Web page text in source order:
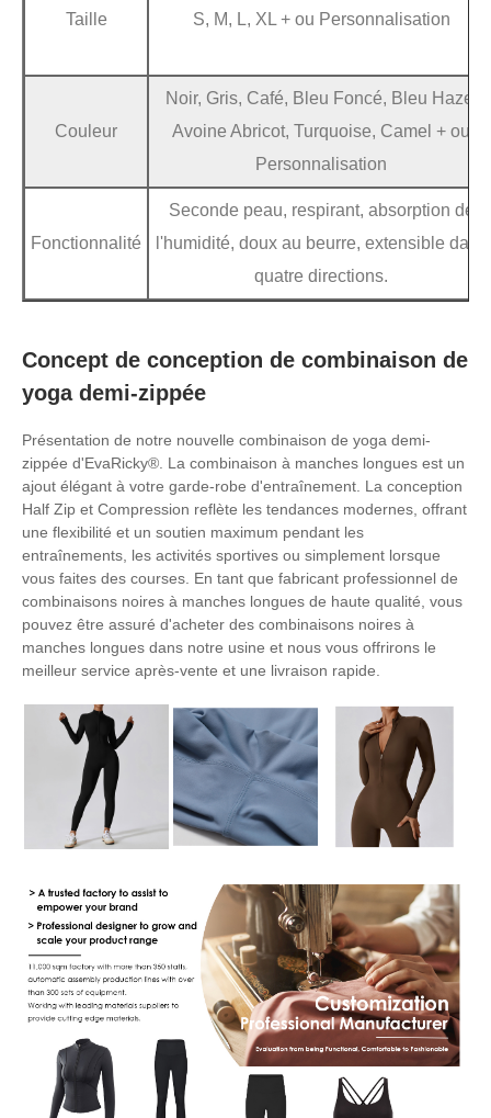
Taille S, M, L, XL + ou Personnalisation
Couleur
Noir, Gris, Café, Bleu Foncé, Bleu Haze,
Avoine Abricot, Turquoise, Camel + ou
Personnalisation
Fonctionnalité
Seconde peau, respirant, absorption de
l'humidité, doux au beurre, extensible dans
quatre directions.
Concept de conception de combinaison de
yoga demi-zippée
Présentation de notre nouvelle combinaison de yoga demi-
zippée d'EvaRicky®. La combinaison à manches longues est un
ajout élégant à votre garde-robe d'entraînement. La conception
Half Zip et Compression reflète les tendances modernes, offrant
une flexibilité et un soutien maximum pendant les
entraînements, les activités sportives ou simplement lorsque
vous faites des courses. En tant que fabricant professionnel de
combinaisons noires à manches longues de haute qualité, vous
pouvez être assuré d'acheter des combinaisons noires à
manches longues dans notre usine et nous vous offrirons le
meilleur service après-vente et une livraison rapide.